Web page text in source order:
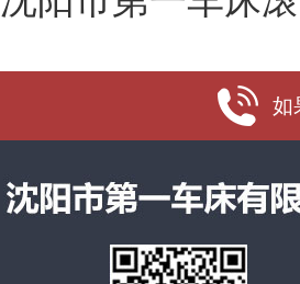
如